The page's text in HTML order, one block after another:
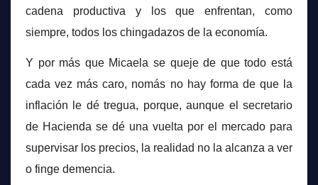
cadena productiva y los que enfrentan, como
siempre, todos los chingadazos de la economía.
Y por más que Micaela se queje de que todo está
cada vez más caro, nomás no hay forma de que la
inflación le dé tregua, porque, aunque el secretario
de Hacienda se dé una vuelta por el mercado para
supervisar los precios, la realidad no la alcanza a ver
o finge demencia.